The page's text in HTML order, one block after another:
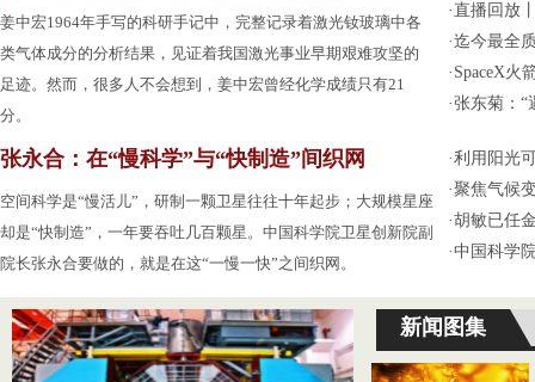
姜中宏1964年手写的科研手记中，完整记录着激光钕玻璃中各
类气体成分的分析结果，见证着我国激光事业早期艰难攻坚的
足迹。然而，很多人不会想到，姜中宏曾经化学成绩只有21
分。
张永合：在“慢科学”与“快制造”间织网
空间科学是“慢活儿”，研制一颗卫星往往十年起步；大规模星座
却是“快制造”，一年要吞吐几百颗星。中国科学院卫星创新院副
院长张永合要做的，就是在这“一慢一快”之间织网。
·直播回放
·迄今最全
· SpaceX火
·张东菊：“
·利用阳光
·聚焦气候
·胡敏已任
·中国科学
新闻图集